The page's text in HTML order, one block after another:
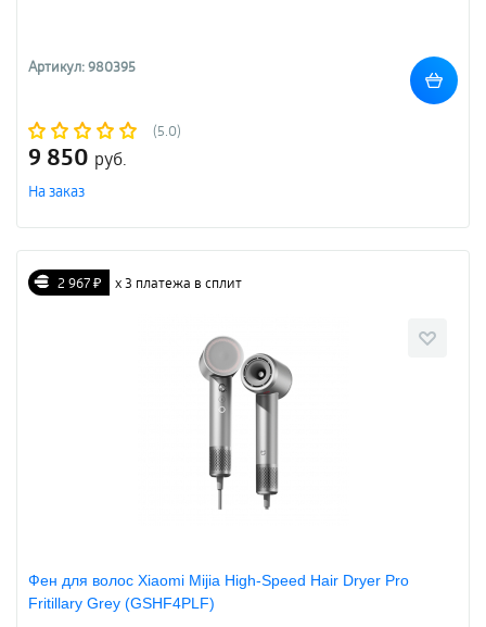
Артикул: 980395
(5.0)
9 850 руб.
На заказ
2 967 ₽ х 3 платежа в сплит
Фен для волос Xiaomi Mijia High-Speed Hair Dryer Pro
Fritillary Grey (GSHF4PLF)